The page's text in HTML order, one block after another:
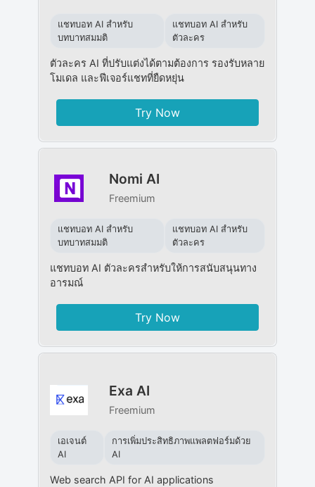
แชทบอท AI สำหรับ
บทบาทสมมติ
แชทบอท AI สำหรับ
ตัวละคร
ตัวละคร AI ที่ปรับแต่งได้ตามต้องการ รองรับหลาย
โมเดล และฟีเจอร์แชทที่ยืดหยุ่น
Try Now
Nomi AI
Freemium
แชทบอท AI สำหรับ
บทบาทสมมติ
แชทบอท AI สำหรับ
ตัวละคร
แชทบอท AI ตัวละครสำหรับให้การสนับสนุนทาง
อารมณ์
Try Now
Exa AI
Freemium
เอเจนต์
AI
การเพิ่มประสิทธิภาพแพลตฟอร์มด้วย
AI
Web search API for AI applications